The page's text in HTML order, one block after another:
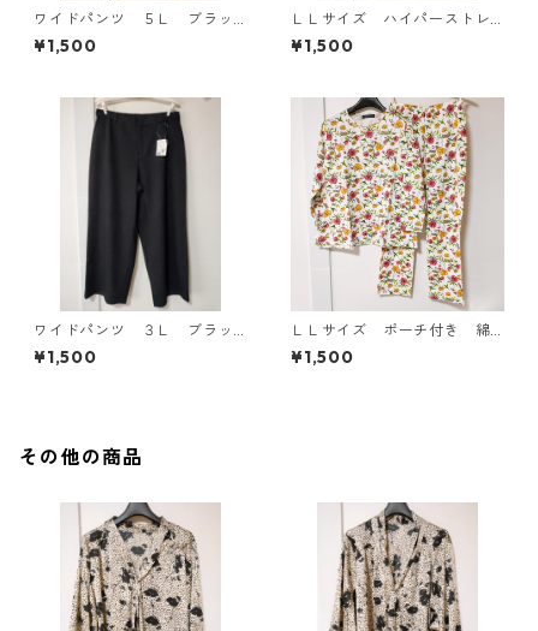
ワイドパンツ ５Ｌ ブラッ
ク KAE-4725
¥1,500
ＬＬサイズ ハイパーストレ
ッチ センタープレスパン
ツ ブラック KAE-4704
¥1,500
ワイドパンツ ３Ｌ ブラッ
ク KAE-4697
¥1,500
ＬＬサイズ ポーチ付き 綿
１００％ 花柄 トラベルパ
ジャマ ホワイト KAE-4578
¥1,500
その他の商品